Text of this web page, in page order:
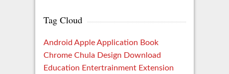
Tag Cloud
Android Apple Application Book
Chrome Chula Design Download
Education Entertrainment Extension